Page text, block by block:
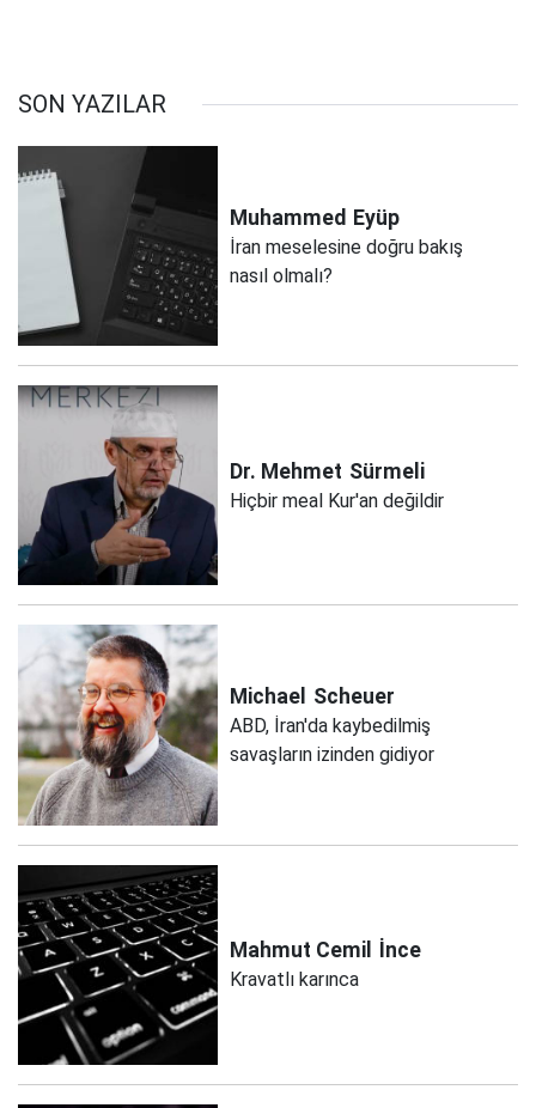
SON YAZILAR
Muhammed Eyüp
İran meselesine doğru bakış
nasıl olmalı?
Dr. Mehmet Sürmeli
Hiçbir meal Kur'an değildir
Michael Scheuer
ABD, İran'da kaybedilmiş
savaşların izinden gidiyor
Mahmut Cemil İnce
Kravatlı karınca